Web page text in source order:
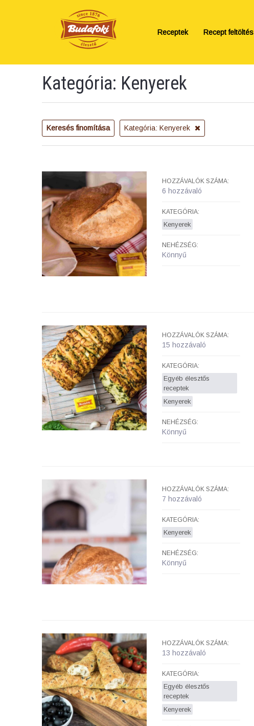
Receptek Recept feltöltés
Kategória: Kenyerek
Keresés finomítása Kategória: Kenyerek
HOZZÁVALÓK SZÁMA:
6 hozzávaló
KATEGÓRIA:
Kenyerek
NEHÉZSÉG:
Könnyű
HOZZÁVALÓK SZÁMA:
15 hozzávaló
KATEGÓRIA:
Egyéb élesztős
receptek
Kenyerek
NEHÉZSÉG:
Könnyű
HOZZÁVALÓK SZÁMA:
7 hozzávaló
KATEGÓRIA:
Kenyerek
NEHÉZSÉG:
Könnyű
HOZZÁVALÓK SZÁMA:
13 hozzávaló
KATEGÓRIA:
Egyéb élesztős
receptek
Kenyerek